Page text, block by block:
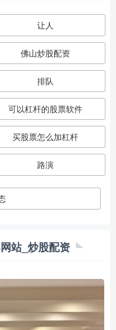
让人
佛山炒股配资
排队
可以杠杆的股票软件
买股票怎么加杠杆
路演
站_炒股配资